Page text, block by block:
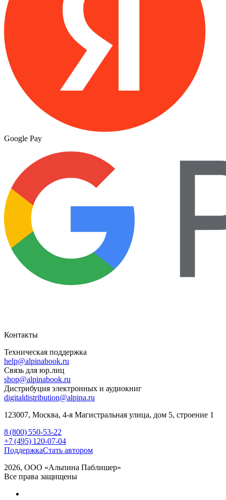
Google Pay
Контакты
Техническая поддержка
help@alpinabook.ru
Связь для юр.лиц
shop@alpinabook.ru
Дистрибуция электронных и аудиокниг
digitaldistribution@alpina.ru
123007, Москва, 4-я Магистральная улица, дом 5, строение 1
8 (800) 550-53-22
+7 (495) 120-07-04
ПоддержкаСтать автором
2026, ООО «Альпина Паблишер»
Все права защищены